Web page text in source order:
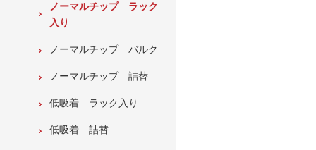
ノーマルチップ ラック
入り
ノーマルチップ バルク
ノーマルチップ 詰替
低吸着 ラック入り
低吸着 詰替